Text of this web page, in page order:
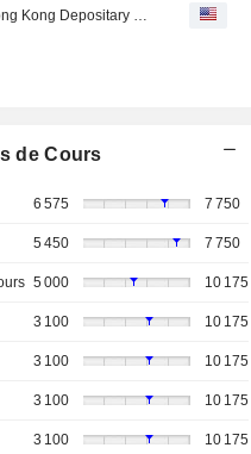
de Cours
6 575 7 750
5 450 7 750
5 000 10 175
3 100 10 175
3 100 10 175
3 100 10 175
3 100 10 175